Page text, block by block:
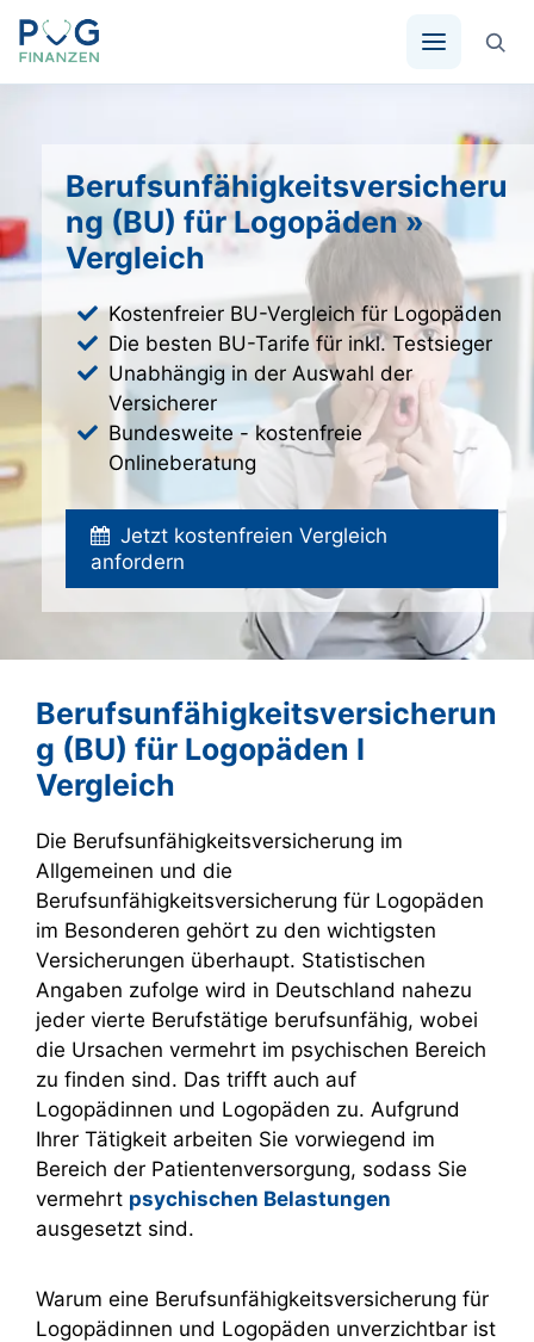
Berufsunfähigkeitsversicheru
ng (BU) für Logopäden »
Vergleich
Kostenfreier BU-Vergleich für Logopäden
Die besten BU-Tarife für inkl. Testsieger
Unabhängig in der Auswahl der
Versicherer
Bundesweite - kostenfreie
Onlineberatung
Jetzt kostenfreien Vergleich
anfordern
Berufsunfähigkeitsversicherun
g (BU) für Logopäden I
Vergleich
Die Berufsunfähigkeitsversicherung im
Allgemeinen und die
Berufsunfähigkeitsversicherung für Logopäden
im Besonderen gehört zu den wichtigsten
Versicherungen überhaupt. Statistischen
Angaben zufolge wird in Deutschland nahezu
jeder vierte Berufstätige berufsunfähig, wobei
die Ursachen vermehrt im psychischen Bereich
zu finden sind. Das trifft auch auf
Logopädinnen und Logopäden zu. Aufgrund
Ihrer Tätigkeit arbeiten Sie vorwiegend im
Bereich der Patientenversorgung, sodass Sie
vermehrt psychischen Belastungen
ausgesetzt sind.
Warum eine Berufsunfähigkeitsversicherung für
Logopädinnen und Logopäden unverzichtbar ist